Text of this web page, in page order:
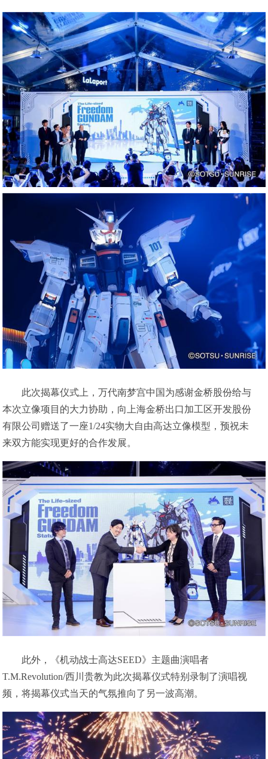
此次揭幕仪式上，万代南梦宫中国为感谢金桥股份给与
本次立像项目的大力协助，向上海金桥出口加工区开发股份
有限公司赠送了一座1/24实物大自由高达立像模型，预祝未
来双方能实现更好的合作发展。
此外，《机动战士高达SEED》主题曲演唱者
T.M.Revolution/西川贵教为此次揭幕仪式特别录制了演唱视
频，将揭幕仪式当天的气氛推向了另一波高潮。